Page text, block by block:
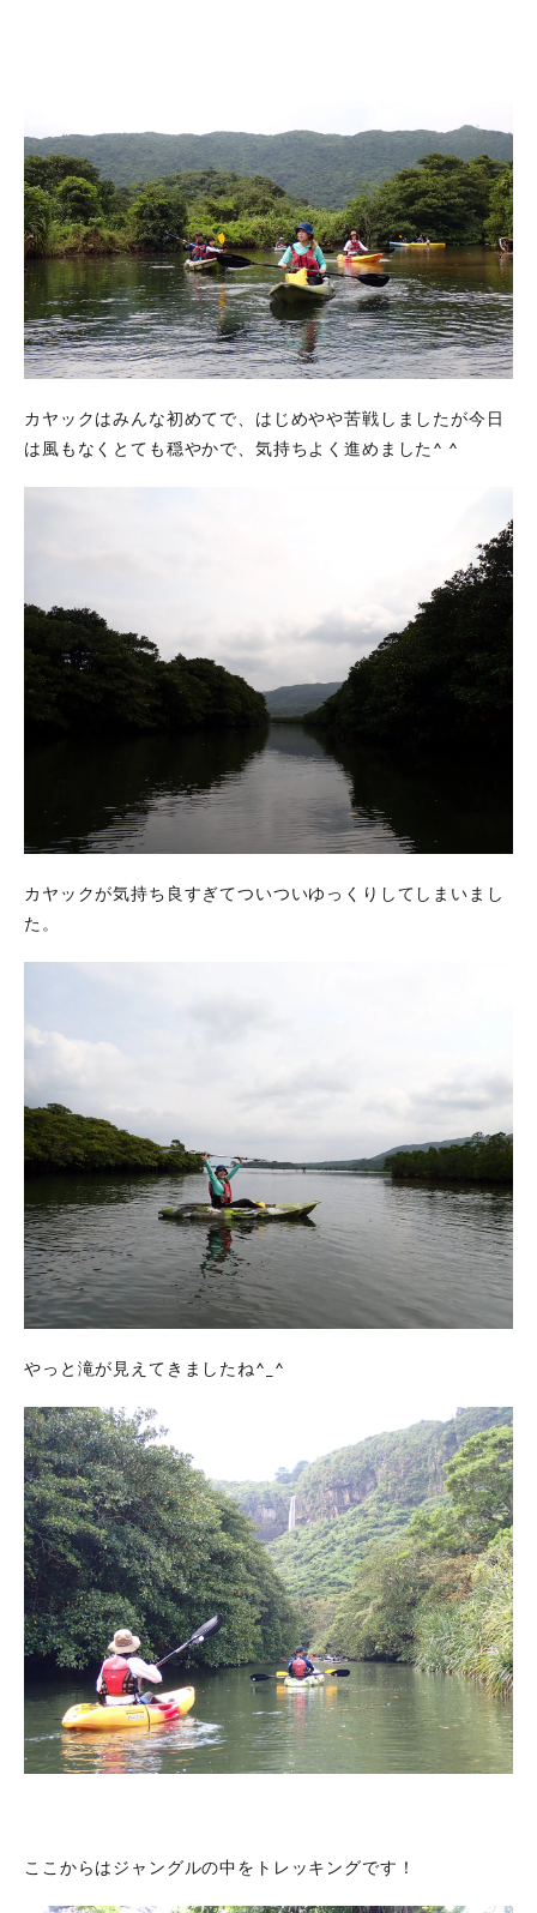
カヤックはみんな初めてで、はじめやや苦戦しましたが今日
は風もなくとても穏やかで、気持ちよく進めました^ ^
カヤックが気持ち良すぎてついついゆっくりしてしまいまし
た。
やっと滝が見えてきましたね^_^
ここからはジャングルの中をトレッキングです！